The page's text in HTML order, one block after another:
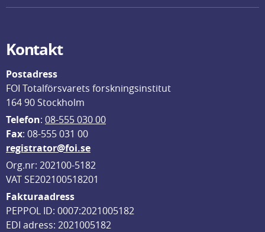
Kontakt
Postadress
FOI Totalförsvarets forskningsinstitut
164 90 Stockholm
Telefon: 08-555 030 00
Fax: 08-555 031 00
registrator@foi.se
Org.nr: 202100-5182
VAT SE202100518201
Fakturaadress
PEPPOL ID: 0007:2021005182
EDI adress: 2021005182